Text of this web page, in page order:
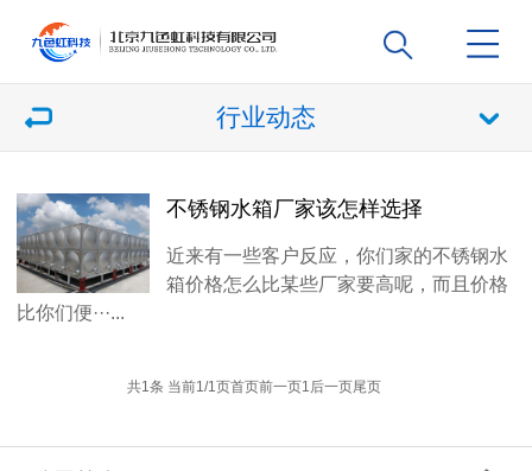
行业动态
不锈钢水箱厂家该怎样选择
近来有一些客户反应，你们家的不锈钢水
箱价格怎么比某些厂家要高呢，而且价格
比你们便···...
共1条 当前1/1页首页前一页1后一页尾页